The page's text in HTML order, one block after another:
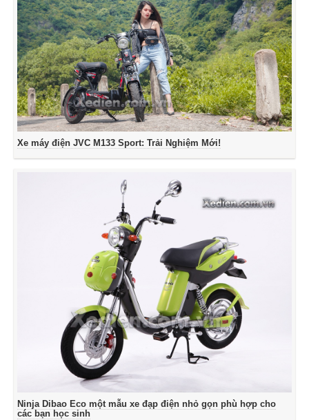
Xe máy điện JVC M133 Sport: Trải Nghiệm Mới!
Ninja Dibao Eco một mẫu xe đạp điện nhỏ gọn phù hợp cho
các bạn học sinh